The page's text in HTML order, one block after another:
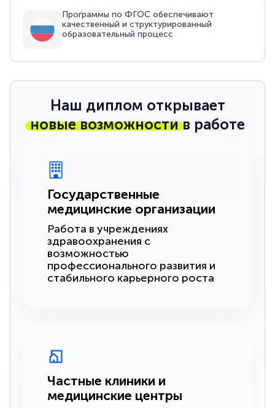
Программы по ФГОС обеспечивают
качественный и структурированный
образовательный процесс
Наш диплом открывает
новые возможностив работе
Государственные
медицинские организации
Работа в учреждениях
здравоохранения с
возможностью
профессионального развития и
стабильного карьерного роста
Частные клиники и
медицинские центры